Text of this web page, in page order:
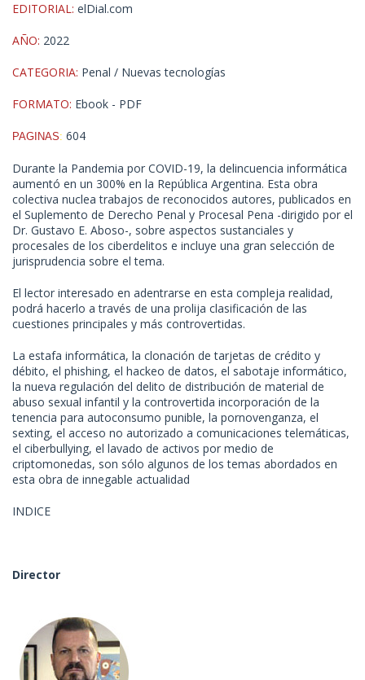
EDITORIAL: elDial.com
AÑO: 2022
CATEGORIA: Penal / Nuevas tecnologías
FORMATO: Ebook - PDF
PAGINAS: 604
Durante la Pandemia por COVID-19, la delincuencia informática
aumentó en un 300% en la República Argentina. Esta obra
colectiva nuclea trabajos de reconocidos autores, publicados en
el Suplemento de Derecho Penal y Procesal Pena -dirigido por el
Dr. Gustavo E. Aboso-, sobre aspectos sustanciales y
procesales de los ciberdelitos e incluye una gran selección de
jurisprudencia sobre el tema.
El lector interesado en adentrarse en esta compleja realidad,
podrá hacerlo a través de una prolija clasificación de las
cuestiones principales y más controvertidas.
La estafa informática, la clonación de tarjetas de crédito y
débito, el phishing, el hackeo de datos, el sabotaje informático,
la nueva regulación del delito de distribución de material de
abuso sexual infantil y la controvertida incorporación de la
tenencia para autoconsumo punible, la pornovenganza, el
sexting, el acceso no autorizado a comunicaciones telemáticas,
el ciberbullying, el lavado de activos por medio de
criptomonedas, son sólo algunos de los temas abordados en
esta obra de innegable actualidad
INDICE
Director